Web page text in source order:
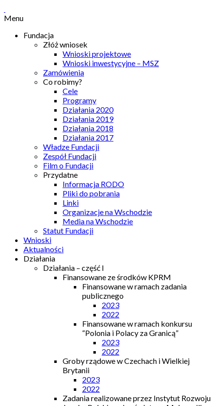
Menu
Fundacja
Złóż wniosek
Wnioski projektowe
Wnioski inwestycyjne – MSZ
Zamówienia
Co robimy?
Cele
Programy
Działania 2020
Działania 2019
Działania 2018
Działania 2017
Władze Fundacji
Zespół Fundacji
Film o Fundacji
Przydatne
Informacja RODO
Pliki do pobrania
Linki
Organizacje na Wschodzie
Media na Wschodzie
Statut Fundacji
Wnioski
Aktualności
Działania
Działania – część I
Finansowane ze środków KPRM
Finansowane w ramach zadania
publicznego
2023
2022
Finansowane w ramach konkursu
“Polonia i Polacy za Granicą”
2023
2022
Groby rządowe w Czechach i Wielkiej
Brytanii
2023
2022
Zadania realizowane przez Instytut Rozwoju